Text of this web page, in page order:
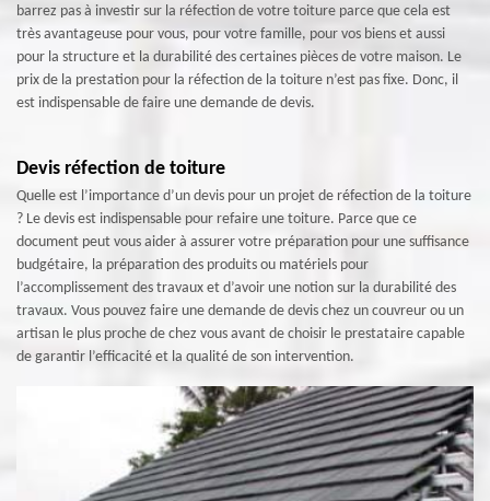
barrez pas à investir sur la réfection de votre toiture parce que cela est
très avantageuse pour vous, pour votre famille, pour vos biens et aussi
pour la structure et la durabilité des certaines pièces de votre maison. Le
prix de la prestation pour la réfection de la toiture n’est pas fixe. Donc, il
est indispensable de faire une demande de devis.
Devis réfection de toiture
Quelle est l’importance d’un devis pour un projet de réfection de la toiture
? Le devis est indispensable pour refaire une toiture. Parce que ce
document peut vous aider à assurer votre préparation pour une suffisance
budgétaire, la préparation des produits ou matériels pour
l’accomplissement des travaux et d’avoir une notion sur la durabilité des
travaux. Vous pouvez faire une demande de devis chez un couvreur ou un
artisan le plus proche de chez vous avant de choisir le prestataire capable
de garantir l’efficacité et la qualité de son intervention.